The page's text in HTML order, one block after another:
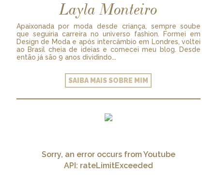
Layla Monteiro
Apaixonada por moda desde criança, sempre soube
que seguiria carreira no universo fashion. Formei em
Design de Moda e após intercâmbio em Londres, voltei
ao Brasil cheia de ideias e comecei meu blog. Desde
então já são 9 anos dividindo...
SAIBA MAIS SOBRE MIM
Sorry, an error occurs from Youtube
API: rateLimitExceeded